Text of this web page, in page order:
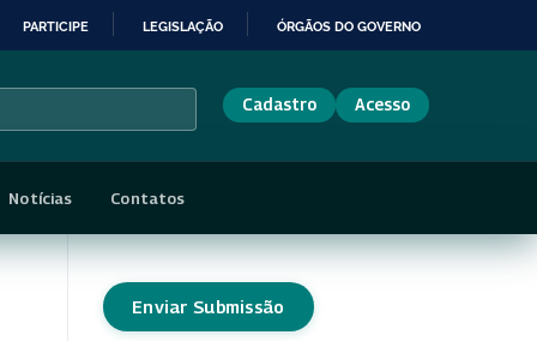
PARTICIPE LEGISLAÇÃO ÓRGÃOS DO GOVERNO
Cadastro Acesso
Notícias Contatos
Enviar Submissão